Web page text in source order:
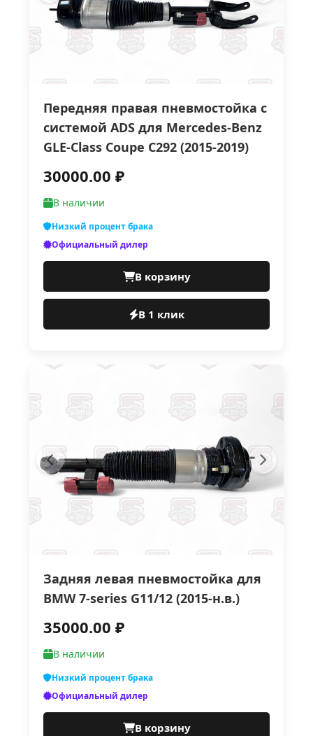
Передняя правая пневмостойка с
системой ADS для Mercedes-Benz
GLE-Class Coupe C292 (2015-2019)
30000.00 ₽
В наличии
Низкий процент брака
Официальный дилер
В корзину
В 1 клик
Задняя левая пневмостойка для
BMW 7-series G11/12 (2015-н.в.)
35000.00 ₽
В наличии
Низкий процент брака
Официальный дилер
В корзину